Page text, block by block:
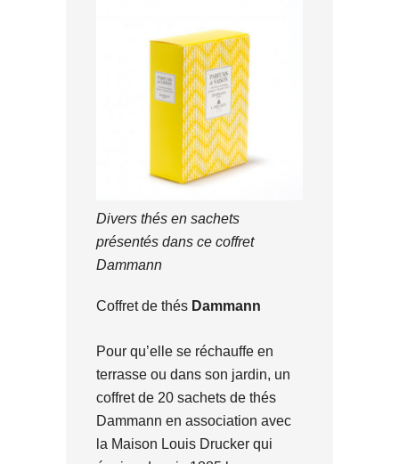
Divers thés en sachets
présentés dans ce coffret
Dammann
Coffret de thés Dammann
Pour qu’elle se réchauffe en
terrasse ou dans son jardin, un
coffret de 20 sachets de thés
Dammann en association avec
la Maison Louis Drucker qui